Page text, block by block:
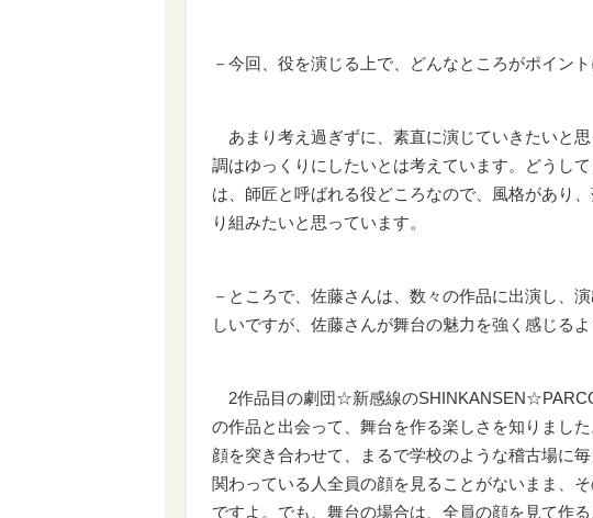
－今回、役を演じる上で、どんなところがポイント
あまり考え過ぎずに、素直に演じていきたいと
調はゆっくりにしたいとは考えています。どうし
は、師匠と呼ばれる役どころなので、風格があり
り組みたいと思っています。
－ところで、佐藤さんは、数々の作品に出演し、
しいですが、佐藤さんが舞台の魅力を強く感じる
2作品目の劇団☆新感線の
の作品と出会って、舞台を作る楽しさを知りまし
顔を突き合わせて、まるで学校のような稽古場に
関わっている人全員の顔を見ることがないまま、
ですよ。でも、舞台の場合は、全員の顔を見て作